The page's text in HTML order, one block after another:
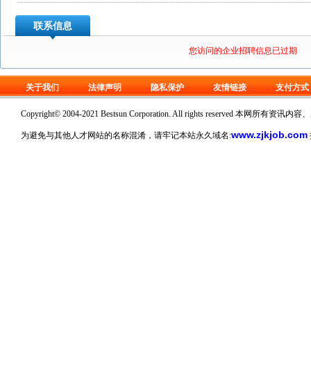
联系信息
您访问的企业招聘信息已过期
关于我们 法律声明 隐私保护 友情链接 支付方式
Copyright© 2004-2021 Bestsun Corporation. All rights reserved 本网所有资讯内
为避免与其他人才网站的名称混淆，请牢记本站永久域名:www.zjkjob.com